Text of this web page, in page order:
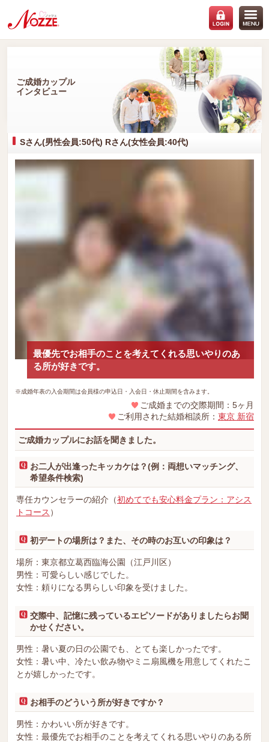
ご成婚カップル
インタビュー
Sさん(男性会員:50代) Rさん(女性会員:40代)
最優先でお相手のことを考えてくれる思いやりのあ
る所が好きです。
※成婚年表の入会期間は会員様の申込日・入会日・休止期間を含みます。
ご成婚までの交際期間：5ヶ月
ご利用された結婚相談所： 東京 新宿
ご成婚カップルにお話を聞きました。
お二人が出逢ったキッカケは？(例：両想いマッチング、
希望条件検索)
専任カウンセラーの紹介（初めてでも安心料金プラン：アシス
トコース ）
初デートの場所は？また、その時のお互いの印象は？
場所：東京都立葛西臨海公園（江戸川区）
男性：可愛らしい感じでした。
女性：頼りになる男らしい印象を受けました。
交際中、記憶に残っているエピソードがありましたらお聞
かせください。
男性：暑い夏の日の公園でも、とても楽しかったです。
女性：暑い中、冷たい飲み物やミニ扇風機を用意してくれたこ
とが嬉しかったです。
お相手のどういう所が好きですか？
男性：かわいい所が好きです。
女性：最優先でお相手のことを考えてくれる思いやりのある所